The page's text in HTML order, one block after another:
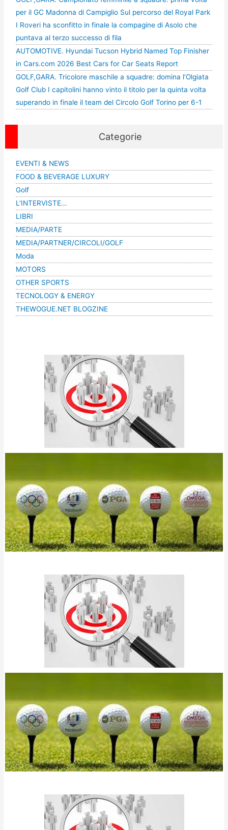
per il GC Madonna di Campiglio Sul percorso del Royal Park
I Roveri ha sconfitto in finale la compagine di Asolo che
puntava al terzo successo di fila
AUTOMOTIVE. Hyundai Tucson Hybrid Named Top Finisher
in Cars.com 2026 Best Cars for Car Seats Report
GOLF,GARA. Tricolore maschile a squadre: domina l’Olgiata
Golf Club I capitolini hanno vinto il titolo per la quinta volta
superando in finale il team del Circolo Golf Torino per 6-1
Categorie
EVENTI & NEWS
FOOD & BEVERAGE LUXURY
Golf
L'INTERVISTE…
LIBRI
MEDIA/PARTE
MEDIA/PARTNER/CIRCOLI/GOLF
Moda
MOTORS
OTHER SPORTS
TECNOLOGY & ENERGY
THEWOGUE.NET BLOGZINE